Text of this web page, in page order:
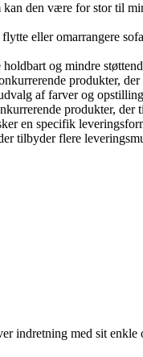
den være for stor til
eller omarrangere
og mindre
produkter,
af farver og
produkter, der
en specifik
tilbyder flere
indretning med sit